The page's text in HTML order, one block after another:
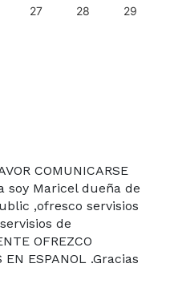
27 28 29
COMUNICARSE
soy Maricel dueña de
,ofresco servisios
de
OFREZCO
EN ESPANOL .Gracias